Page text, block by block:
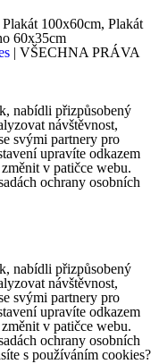
100x60cm, Plakát
60x35cm
| VŠECHNA PRÁVA
nabídli přizpůsobený
návštěvnost,
svými partnery pro
upravíte odkazem
v patičce webu.
ochrany osobních
nabídli přizpůsobený
návštěvnost,
svými partnery pro
upravíte odkazem
v patičce webu.
ochrany osobních
s používáním cookies?